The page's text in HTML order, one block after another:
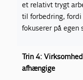
et relativt trygt
til forbedring,
fokuserer på egen
Trin 4:
afhængige